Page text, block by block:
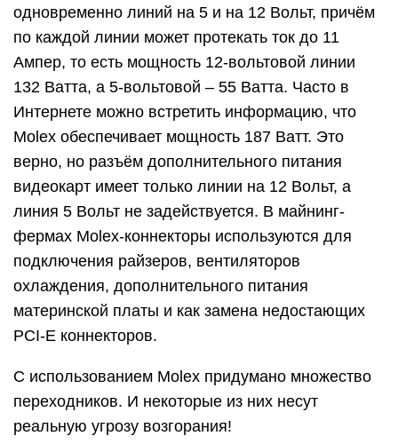
одновременно линий на 5 и на 12 Вольт, причём
по каждой линии может протекать ток до 11
Ампер, то есть мощность 12-вольтовой линии
132 Ватта, а 5-вольтовой – 55 Ватта. Часто в
Интернете можно встретить информацию, что
Molex обеспечивает мощность 187 Ватт. Это
верно, но разъём дополнительного питания
видеокарт имеет только линии на 12 Вольт, а
линия 5 Вольт не задействуется. В майнинг-
фермах Molex-коннекторы используются для
подключения райзеров, вентиляторов
охлаждения, дополнительного питания
материнской платы и как замена недостающих
PCI-E коннекторов.
С использованием Molex придумано множество
переходников. И некоторые из них несут
реальную угрозу возгорания!